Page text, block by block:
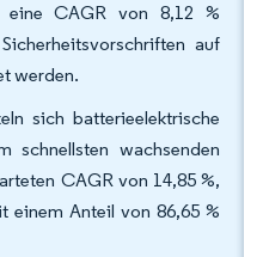
eine CAGR von 8,12 %
auf
werden.
sich batterieelektrische
schnellsten wachsenden
CAGR von 14,85 %,
einem Anteil von 86,65 %